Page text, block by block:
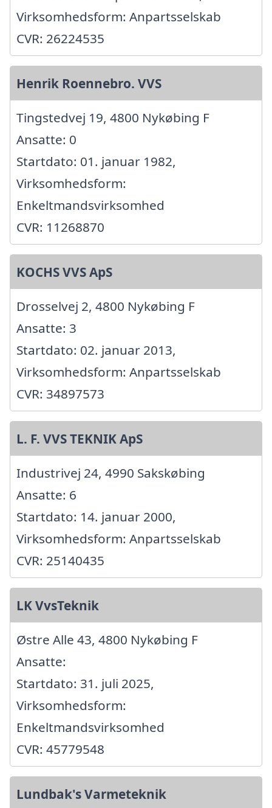
Virksomhedsform: Anpartsselskab
CVR: 26224535
Henrik Roennebro. VVS
Tingstedvej 19, 4800 Nykøbing F
Ansatte: 0
Startdato: 01. januar 1982,
Virksomhedsform:
Enkeltmandsvirksomhed
CVR: 11268870
KOCHS VVS ApS
Drosselvej 2, 4800 Nykøbing F
Ansatte: 3
Startdato: 02. januar 2013,
Virksomhedsform: Anpartsselskab
CVR: 34897573
L. F. VVS TEKNIK ApS
Industrivej 24, 4990 Sakskøbing
Ansatte: 6
Startdato: 14. januar 2000,
Virksomhedsform: Anpartsselskab
CVR: 25140435
LK VvsTeknik
Østre Alle 43, 4800 Nykøbing F
Ansatte:
Startdato: 31. juli 2025,
Virksomhedsform:
Enkeltmandsvirksomhed
CVR: 45779548
Lundbak's Varmeteknik